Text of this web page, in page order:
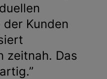
der Kunden
zeitnah. Das